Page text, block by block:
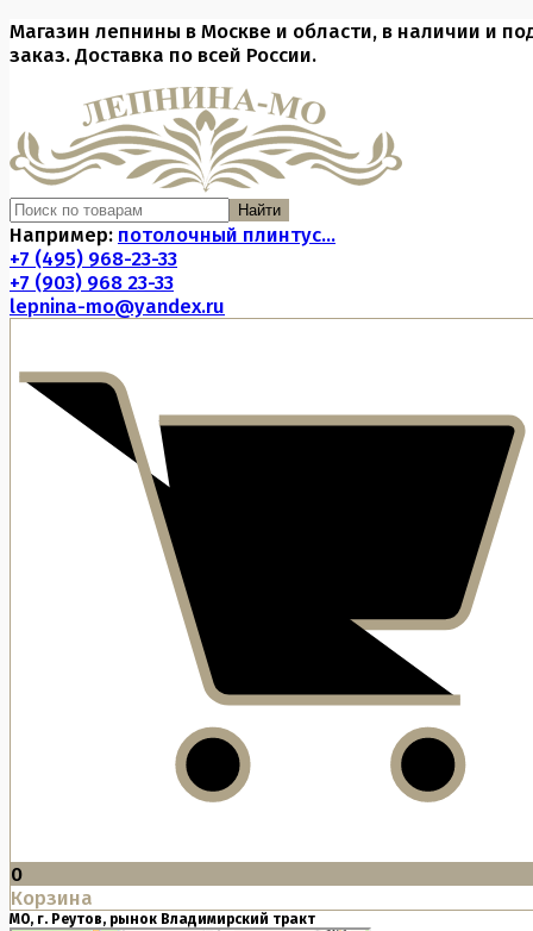
Магазин лепнины в Москве и области, в наличии и
заказ. Доставка по всей России.
Найти
Например: потолочный плинтус...
+7 (495) 968-23-33
+7 (903) 968 23-33
lepnina-mo@yandex.ru
0
Корзина
МО, г. Реутов, рынок Владимирский тракт